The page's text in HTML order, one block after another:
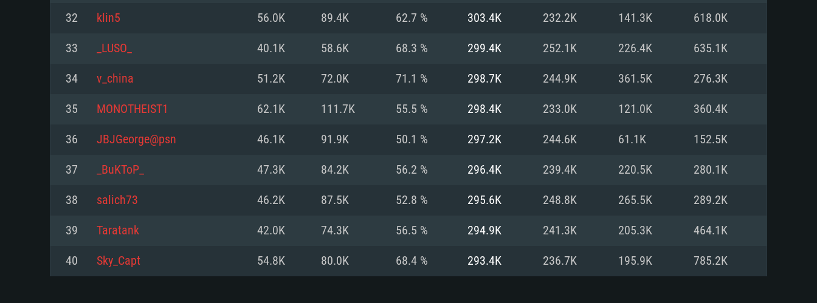
운영체제: Windows 10 (64 bit)
프로세서: 2.2 GHz 듀얼코어 이상
메모리: 4GB
그래픽 카드: DirectX 11 이상을 지원하는 AMD
해상도: 720p
네트워크: 브로드밴드 인터넷
여유 저장 공간: 22.1 GB (최소 클라이언트)
운영체제: Windows 10/11 (64 bit)
프로세서: Intel Core i5 또는 Ryzen 5 3600 이상
메모리: 16 GB 이상
그래픽 카드: DirectX 11 이상을 지원하는 Nvidia
운영체제: Mac OS Big Sur 11.0
프로세서: 최소 2.2 GHz의 Core i5 (Intel Xeon 은 지
(Mac), 혹은 이와 비슷한 성능을 가지는 Mac 버전
의 AMD/Nvidia. 최소 해상도: 720p
네트워크: 브로드밴드 인터넷
여유 저장 공간: 22.1 GB (최소 클라이언트)
운영체제: Mac OS Big Sur 11.0
프로세서: Core i7 (Intel Xeon 은 지원하지 않습니
상
네트워크: 브로드밴드 인터넷
여유 저장 공간: 62.2 GB (전체 클라이언트)
운영체제: 64bit Linux 중 최신 버전
프로세서: 2.4 GHz 듀얼코어
메모리: 4 GB
그래픽 카드: Vulkan 을 지원하고, 최신 그래픽 드라
와 동급의 성능을 가지며 최신 그래픽 드라이버를
지원하는 AMD (6개월 미만; 최소사양 지원 해상도
운영체제: Ubuntu 20.04 64bit
프로세서: Intel Core i7
메모리: 16 GB
그래픽 카드: Vulkan 을 지원하고, 최신 그래픽 드라
와 동급의 성능을 가지며 최신 그래픽 드라이버를
지원하는 AMD RX 570 (6개월 미만; 최소사양 지원
32 klin5 56.0K 89.4K 62.7 % 303.4K 232.2K 141.3K 618.0K
33 _LUSO_ 40.1K 58.6K 68.3 % 299.4K 252.1K 226.4K 635.1K
34 v_china 51.2K 72.0K 71.1 % 298.7K 244.9K 361.5K 276.3K
35 MONOTHEIST1 62.1K 111.7K 55.5 % 298.4K 233.0K 121.0K 360.4K
36 JBJGeorge@psn 46.1K 91.9K 50.1 % 297.2K 244.6K 61.1K 152.5K
37 _BuKToP_ 47.3K 84.2K 56.2 % 296.4K 239.4K 220.5K 280.1K
38 salich73 46.2K 87.5K 52.8 % 295.6K 248.8K 265.5K 289.2K
39 Taratank 42.0K 74.3K 56.5 % 294.9K 241.3K 205.3K 464.1K
40 Sky_Capt 54.8K 80.0K 68.4 % 293.4K 236.7K 195.9K 785.2K